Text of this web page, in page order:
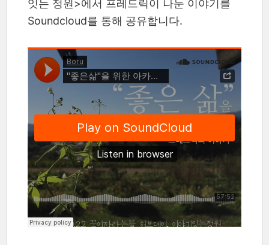
잇는 정원>에서 프레드릭이 나눈 이야기를
Soundcloud를 통해 공유합니다.